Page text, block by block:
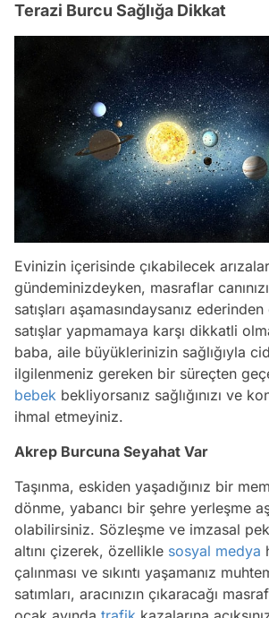
Terazi Burcu Sağlığa Dikkat
Evinizin içerisinde çıkabilecek
gündeminizdeyken, masraflar
satışları aşamasındaysanız
satışlar yapmamaya karşı dikkatli
baba, aile büyüklerinizin sağlığıyla
ilgilenmeniz gereken bir süreçten
bebek bekliyorsanız sağlığınızı ve
ihmal etmeyiniz.
Akrep Burcuna Seyahat Var
Taşınma, eskiden yaşadığınız bir
dönme, yabancı bir şehre yerleşme
olabilirsiniz. Sözleşme ve imzasal
altını çizerek, özellikle sosyal medya
çalınması ve sıkıntı yaşamanız
satımları, aracınızın çıkaracağı